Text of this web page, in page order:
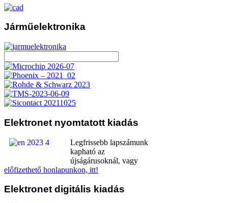
Járműelektronika
Elektronet nyomtatott kiadás
Legfrissebb lapszámunk
kapható az
újságárusoknál, vagy
előfizethető honlapunkon, itt!
Elektronet digitális kiadás